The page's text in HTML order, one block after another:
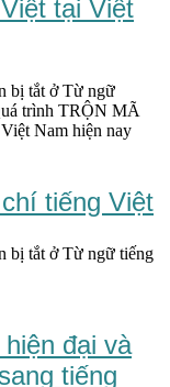
tại Việt
bị tắt ở Từ ngữ
trình TRỘN MÃ
Nam hiện nay
tiếng Việt
bị tắt ở Từ ngữ tiếng
đại và
tiếng